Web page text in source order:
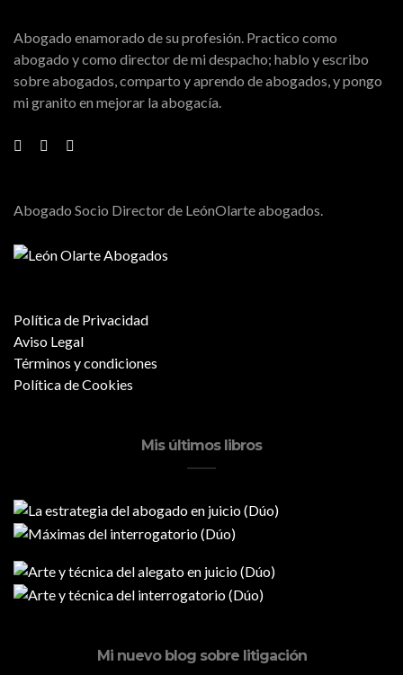
Abogado enamorado de su profesión. Practico como
abogado y como director de mi despacho; hablo y escribo
sobre abogados, comparto y aprendo de abogados, y pongo
mi granito en mejorar la abogacía.
Abogado Socio Director de LeónOlarte abogados.
Política de Privacidad
Aviso Legal
Términos y condiciones
Política de Cookies
Mis últimos libros
Mi nuevo blog sobre litigación